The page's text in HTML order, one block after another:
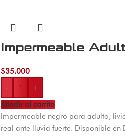
Impermeable
$35.000
-
+
Añadir al carrito
Impermeable negro para adulto,
real ante lluvia fuerte. Disponible